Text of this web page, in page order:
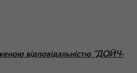
відповідальністю “ДОЙЧ-